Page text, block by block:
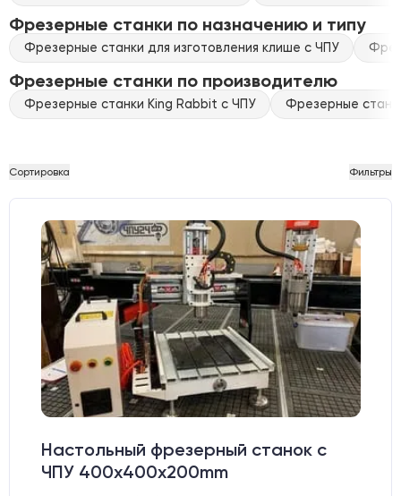
Фрезерные станки по назначению и типу
Фрезерные станки для изготовления клише с ЧПУ
Фрезерные станки по производителю
Фрезерные станки King Rabbit с ЧПУ Фрезерные
Сортировка Фильтры
Настольный фрезерный станок с
ЧПУ 400x400x200mm